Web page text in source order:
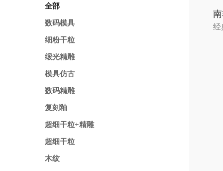
全部
数码模具
细粉干粒
缎光精雕
模具仿古
数码精雕
复刻釉
超细干粒+精雕
超细干粒
木纹
经